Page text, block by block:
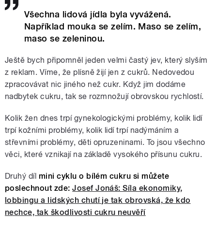
Všechna lidová jídla byla vyvážená.
Například mouka se zelím. Maso se zelím,
maso se zeleninou.
Ještě bych připomněl jeden velmi častý jev, který slyším
z reklam. Víme, že plísně žijí jen z cukrů. Nedovedou
zpracovávat nic jiného než cukr. Když jim dodáme
nadbytek cukru, tak se rozmnožují obrovskou rychlostí.
Kolik žen dnes trpí gynekologickými problémy, kolik lidí
trpí kožními problémy, kolik lidí trpí nadýmáním a
střevními problémy, děti opruzeninami. To jsou všechno
věci, které vznikají na základě vysokého přísunu cukru.
Druhý díl mini cyklu o bílém cukru si můžete
poslechnout zde:Josef Jonáš: Síla ekonomiky,
lobbingu a lidských chutí je tak obrovská, že kdo
nechce, tak škodlivosti cukru neuvěří